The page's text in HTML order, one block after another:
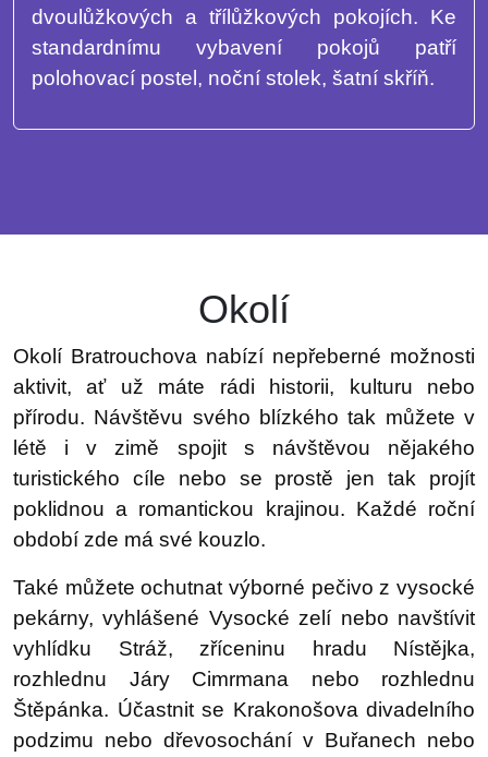
dvoulůžkových a třílůžkových pokojích. Ke
standardnímu vybavení pokojů patří
polohovací postel, noční stolek, šatní skříň.
Okolí
Okolí Bratrouchova nabízí nepřeberné možnosti
aktivit, ať už máte rádi historii, kulturu nebo
přírodu. Návštěvu svého blízkého tak můžete v
létě i v zimě spojit s návštěvou nějakého
turistického cíle nebo se prostě jen tak projít
poklidnou a romantickou krajinou. Každé roční
období zde má své kouzlo.
Také můžete ochutnat výborné pečivo z vysocké
pekárny, vyhlášené Vysocké zelí nebo navštívit
vyhlídku Stráž, zříceninu hradu Nístějka,
rozhlednu Járy Cimrmana nebo rozhlednu
Štěpánka. Účastnit se Krakonošova divadelního
podzimu nebo dřevosochání v Buřanech nebo